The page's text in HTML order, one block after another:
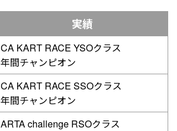
実績
CA KART RACE YSOクラス
年間チャンピオン
CA KART RACE SSOクラス
年間チャンピオン
ARTA challenge RSOクラス